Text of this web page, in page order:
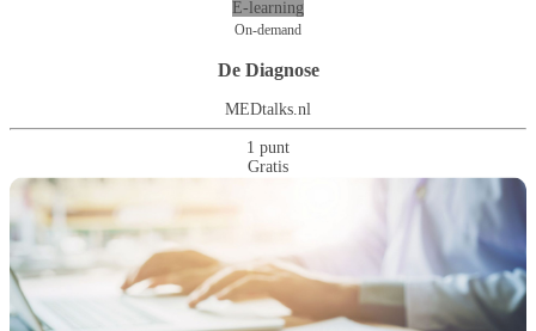
E-learning
On-demand
De Diagnose
MEDtalks.nl
1 punt
Gratis